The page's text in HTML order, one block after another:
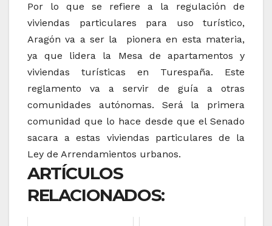
Por lo que se refiere a la regulación de
viviendas particulares para uso turístico,
Aragón va a ser la pionera en esta materia,
ya que lidera la Mesa de apartamentos y
viviendas turísticas en Turespaña. Este
reglamento va a servir de guía a otras
comunidades autónomas. Será la primera
comunidad que lo hace desde que el Senado
sacara a estas viviendas particulares de la
Ley de Arrendamientos urbanos.
ARTÍCULOS
RELACIONADOS: